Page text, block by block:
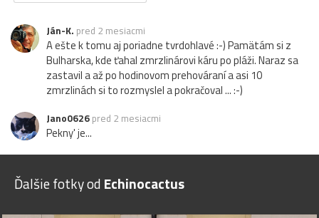
Ján-K. pred 2 mesiacmi
A ešte k tomu aj poriadne tvrdohlavé :-) Pamätám si z
Bulharska, kde ťahal zmrzlinárovi káru po pláži. Naraz sa
zastavil a až po hodinovom prehováraní a asi 10
zmrzlinách si to rozmyslel a pokračoval ... :-)
Jano0626 pred 2 mesiacmi
Pekny' je...
Ďalšie fotky od Echinocactus